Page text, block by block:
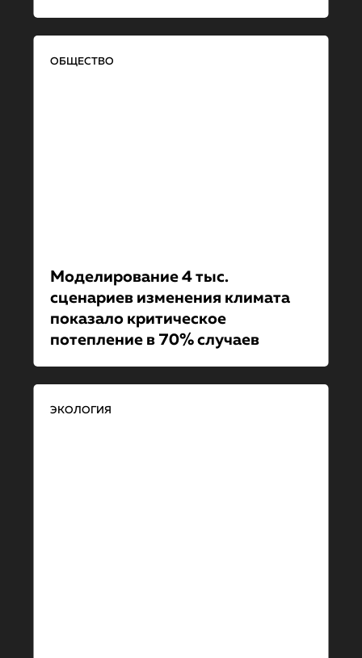
ОБЩЕСТВО
Моделирование 4 тыс.
сценариев изменения климата
показало критическое
потепление в 70% случаев
ЭКОЛОГИЯ